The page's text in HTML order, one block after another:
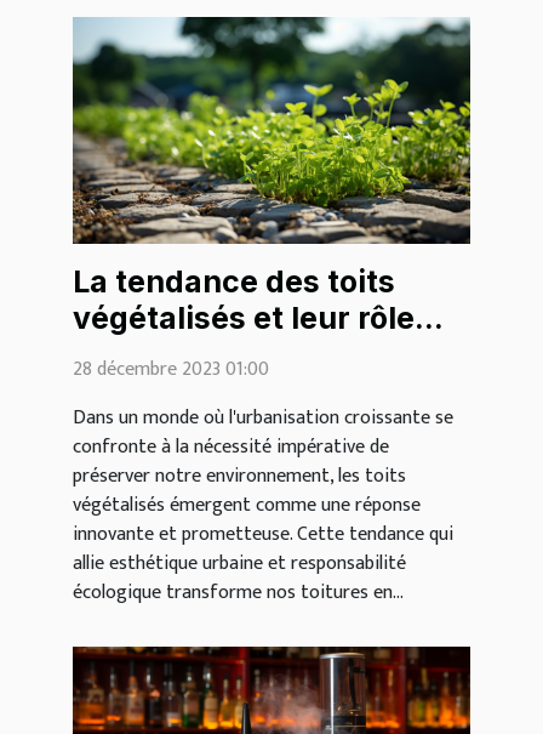
La tendance des toits
végétalisés et leur rôle
écologique
28 décembre 2023 01:00
Dans un monde où l'urbanisation croissante se
confronte à la nécessité impérative de
préserver notre environnement, les toits
végétalisés émergent comme une réponse
innovante et prometteuse. Cette tendance qui
allie esthétique urbaine et responsabilité
écologique transforme nos toitures en...